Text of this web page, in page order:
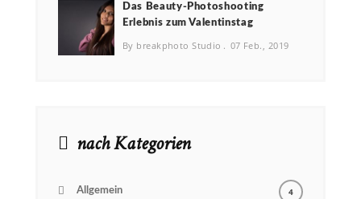
Das Beauty-Photoshooting
Erlebnis zum Valentinstag
By breakphoto Studio 07 Feb., 2019
nach Kategorien
Allgemein 4